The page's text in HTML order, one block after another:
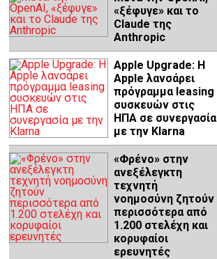
«ξέφυγε» και το
Claude της
Anthropic
Apple Upgrade: Η
Apple λανσάρει
πρόγραμμα leasing
συσκευών στις
ΗΠΑ σε συνεργασία
με την Klarna
«Φρένο» στην
ανεξέλεγκτη
τεχνητή
νοημοσύνη ζητούν
περισσότερα από
1.200 στελέχη και
κορυφαίοι
ερευνητές